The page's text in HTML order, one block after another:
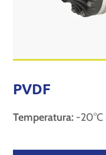
PVDF
Temperatura: -20°C